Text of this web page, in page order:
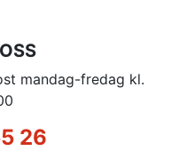
mandag-fredag kl.
26